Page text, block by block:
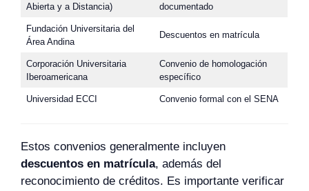
Abierta y a Distancia)
documentado
Fundación Universitaria del
Área Andina
Descuentos en matrícula
Corporación Universitaria
Iberoamericana
Convenio de homologación
específico
Universidad ECCI Convenio formal con el SENA
Estos convenios generalmente incluyen
descuentos en matrícula, además del
reconocimiento de créditos. Es importante verificar